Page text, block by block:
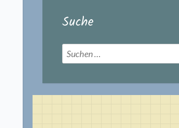
Suche
Suchen
nach: